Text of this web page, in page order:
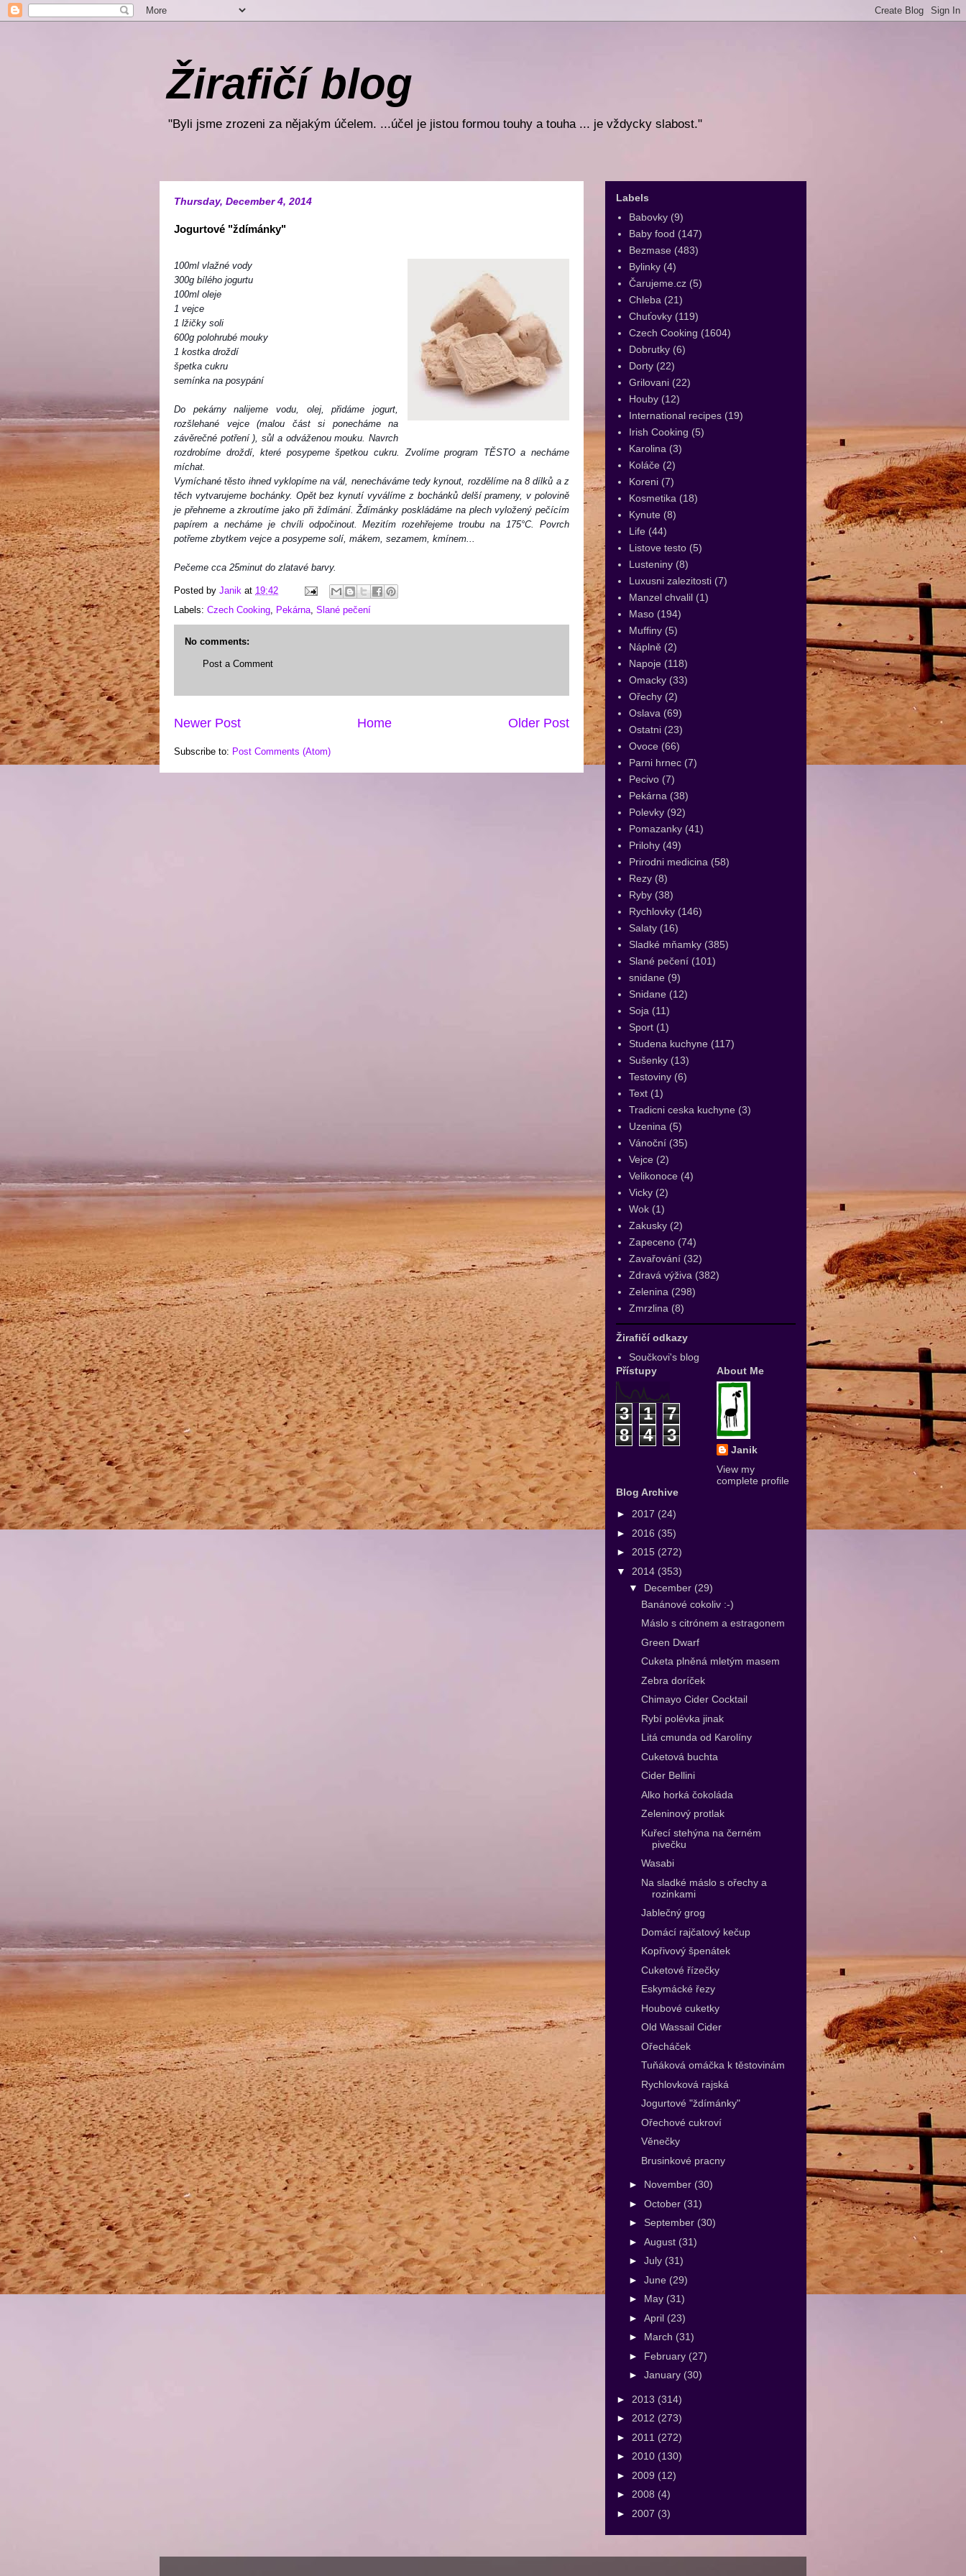
Žirafičí blog
"Byli jsme zrozeni za nějakým účelem. ...účel je jistou formou touhy a touha ... je vždycky slabost."
Thursday, December 4, 2014
Jogurtové "ždímánky"
100ml vlažné vody
300g bílého jogurtu
100ml oleje
1 vejce
1 lžičky soli
600g polohrubé mouky
1 kostka droždí
špetka cukru
semínka na posypání
Do pekárny nalijeme vodu, olej, přidáme jogurt,
rozšlehané vejce (malou část si ponecháme na
závěrečné potření ), sůl a odváženou mouku. Navrch
rozdrobíme droždí, které posypeme špetkou cukru. Zvolíme program TĚSTO a necháme
míchat.
Vymíchané těsto ihned vyklopíme na vál, nenecháváme tedy kynout, rozdělíme na 8 dílků a z
těch vytvarujeme bochánky. Opět bez kynutí vyválíme z bochánků delší prameny, v polovině
je přehneme a zkroutíme jako při ždímání. Ždímánky poskládáme na plech vyložený pečícím
papírem a necháme je chvíli odpočinout. Mezitím rozehřejeme troubu na 175°C. Povrch
potřeme zbytkem vejce a posypeme solí, mákem, sezamem, kmínem...
Pečeme cca 25minut do zlatavé barvy.
Posted by Janik at 19:42
Labels: Czech Cooking, Pekárna, Slané pečení
No comments:
Post a Comment
Newer Post Older Post
Home
Subscribe to: Post Comments (Atom)
Labels
Babovky (9)
Baby food (147)
Bezmase (483)
Bylinky (4)
Čarujeme.cz (5)
Chleba (21)
Chuťovky (119)
Czech Cooking (1604)
Dobrutky (6)
Dorty (22)
Grilovani (22)
Houby (12)
International recipes (19)
Irish Cooking (5)
Karolina (3)
Koláče (2)
Koreni (7)
Kosmetika (18)
Kynute (8)
Life (44)
Listove testo (5)
Lusteniny (8)
Luxusni zalezitosti (7)
Manzel chvalil (1)
Maso (194)
Muffiny (5)
Náplně (2)
Napoje (118)
Omacky (33)
Ořechy (2)
Oslava (69)
Ostatni (23)
Ovoce (66)
Parni hrnec (7)
Pecivo (7)
Pekárna (38)
Polevky (92)
Pomazanky (41)
Prilohy (49)
Prirodni medicina (58)
Rezy (8)
Ryby (38)
Rychlovky (146)
Salaty (16)
Sladké mňamky (385)
Slané pečení (101)
snidane (9)
Snidane (12)
Soja (11)
Sport (1)
Studena kuchyne (117)
Sušenky (13)
Testoviny (6)
Text (1)
Tradicni ceska kuchyne (3)
Uzenina (5)
Vánoční (35)
Vejce (2)
Velikonoce (4)
Vicky (2)
Wok (1)
Zakusky (2)
Zapeceno (74)
Zavařování (32)
Zdravá výživa (382)
Zelenina (298)
Zmrzlina (8)
Žirafičí odkazy
Součkovi's blog
Přístupy
3 1
7
8
4 3
About Me
Janik
View my
complete profile
Blog Archive
► 2017 (24)
► 2016 (35)
► 2015 (272)
▼ 2014 (353)
▼ December (29)
Banánové cokoliv :-)
Máslo s citrónem a estragonem
Green Dwarf
Cuketa plněná mletým masem
Zebra doríček
Chimayo Cider Cocktail
Rybí polévka jinak
Litá cmunda od Karolíny
Cuketová buchta
Cider Bellini
Alko horká čokoláda
Zeleninový protlak
Kuřecí stehýna na černém
pivečku
Wasabi
Na sladké máslo s ořechy a
rozinkami
Jablečný grog
Domácí rajčatový kečup
Kopřivový špenátek
Cuketové řízečky
Eskymácké řezy
Houbové cuketky
Old Wassail Cider
Ořecháček
Tuňáková omáčka k těstovinám
Rychlovková rajská
Jogurtové "ždímánky"
Ořechové cukroví
Věnečky
Brusinkové pracny
► November (30)
► October (31)
► September (30)
► August (31)
► July (31)
► June (29)
► May (31)
► April (23)
► March (31)
► February (27)
► January (30)
► 2013 (314)
► 2012 (273)
► 2011 (272)
► 2010 (130)
► 2009 (12)
► 2008 (4)
► 2007 (3)